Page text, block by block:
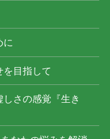
に
を目指して
さの感覚『生き